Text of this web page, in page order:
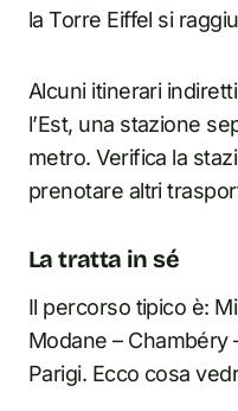
la Torre Eiffel si
Alcuni itinerari
l’Est, una stazione
metro. Verifica la
prenotare altri
La tratta in sé
Il percorso tipico è:
Modane – Chambéry
Parigi. Ecco cosa